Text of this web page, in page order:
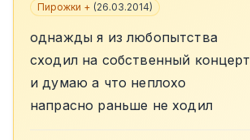
Пирожки + (26.03.2014)
однажды я из любопытства
сходил на собственный концерт
и думаю а что неплохо
напрасно раньше не ходил